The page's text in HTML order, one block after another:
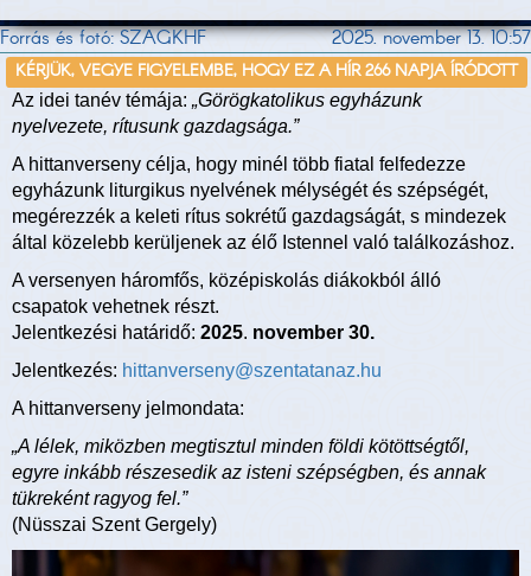
Forrás és fotó: SZAGKHF 2025. november 13. 10:57
KÉRJÜK, VEGYE FIGYELEMBE, HOGY EZ A HÍR 266 NAPJA ÍRÓDOTT
Az idei tanév témája: „Görögkatolikus egyházunk
nyelvezete, rítusunk gazdagsága.”
A hittanverseny célja, hogy minél több fiatal felfedezze
egyházunk liturgikus nyelvének mélységét és szépségét,
megérezzék a keleti rítus sokrétű gazdagságát, s mindezek
által közelebb kerüljenek az élő Istennel való találkozáshoz.
A versenyen háromfős, középiskolás diákokból álló
csapatok vehetnek részt.
Jelentkezési határidő: 2025. november 30.
Jelentkezés: hittanverseny@szentatanaz.hu
A hittanverseny jelmondata:
„A lélek, miközben megtisztul minden földi kötöttségtől,
egyre inkább részesedik az isteni szépségben, és annak
tükreként ragyog fel.”
(Nüsszai Szent Gergely)